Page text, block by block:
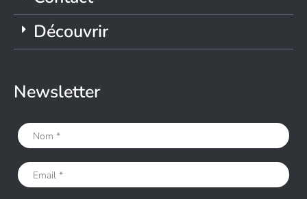
Découvrir
Newsletter